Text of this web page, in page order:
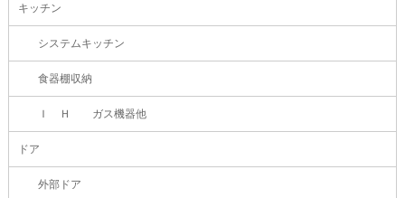
キッチン
システムキッチン
食器棚収納
Ｉ Ｈ ガス機器他
ドア
外部ドア